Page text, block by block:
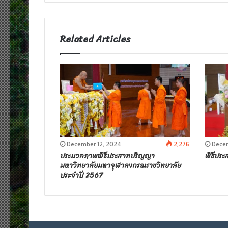
e
Related Articles
December 12, 2024 2,276
ประมวลภาพพิธีประสาทปริญญา
มหาวิทยาลัยมหาจุฬาลงกรณราชวิทยาลัย
ประจำปี 2567
พิธีปร